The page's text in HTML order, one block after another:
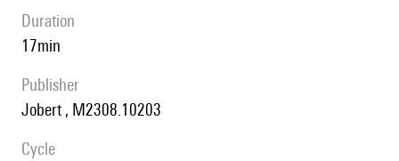
duration
17min
publisher
Jobert , M2308.10203
Cycle